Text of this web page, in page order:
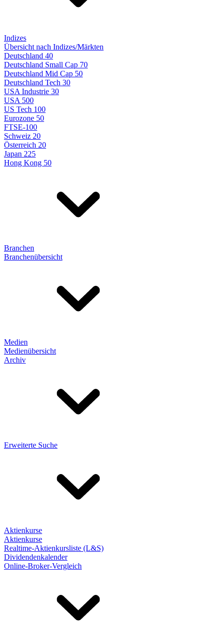
Indizes
Übersicht nach Indizes/Märkten
Deutschland 40
Deutschland Small Cap 70
Deutschland Mid Cap 50
Deutschland Tech 30
USA Industrie 30
USA 500
US Tech 100
Eurozone 50
FTSE-100
Schweiz 20
Österreich 20
Japan 225
Hong Kong 50
Branchen
Branchenübersicht
Medien
Medienübersicht
Archiv
Erweiterte Suche
Aktienkurse
Aktienkurse
Realtime-Aktienkursliste (L&S)
Dividendenkalender
Online-Broker-Vergleich